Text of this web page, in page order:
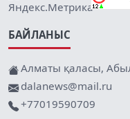
БАЙЛАНЫС
Алматы қаласы,
dalanews@mail.ru
+77019590709